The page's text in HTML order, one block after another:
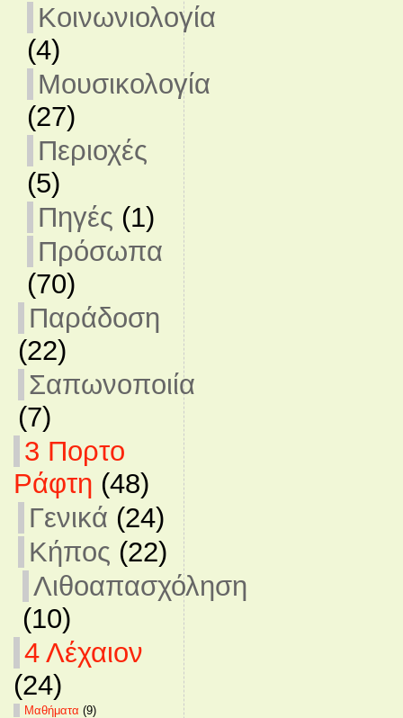
Κοινωνιολογία
(4)
Μουσικολογία
(27)
Περιοχές
(5)
Πηγές (1)
Πρόσωπα
(70)
Παράδοση
(22)
Σαπωνοποιία
(7)
3 Πορτο
Ράφτη (48)
Γενικά (24)
Κήπος (22)
Λιθοαπασχόληση
(10)
4 Λέχαιον
(24)
Mαθήματα (9)